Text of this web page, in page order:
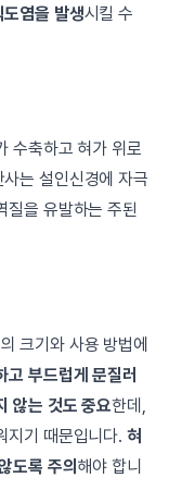
염을 발생시킬 수
수축하고 혀가 위로
는 설인신경에 자극
질을 유발하는 주된
크기와 사용 방법에
고 부드럽게 문질러
않는 것도 중요한데,
지기 때문입니다. 혀
도록 주의 해야 합니